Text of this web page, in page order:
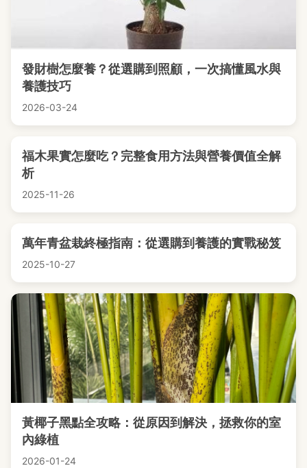
發財樹怎麼養？從選購到照顧，一次搞懂風水與
養護技巧
2026-03-24
福木果實怎麼吃？完整食用方法與營養價值全解
析
2025-11-26
萬年青盆栽終極指南：從選購到養護的實戰秘笈
2025-10-27
黃椰子黑點全攻略：從原因到解決，拯救你的室
內綠植
2026-01-24